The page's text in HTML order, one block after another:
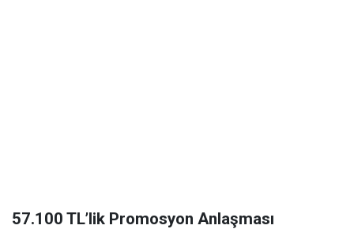
57.100 TL’lik Promosyon Anlaşması